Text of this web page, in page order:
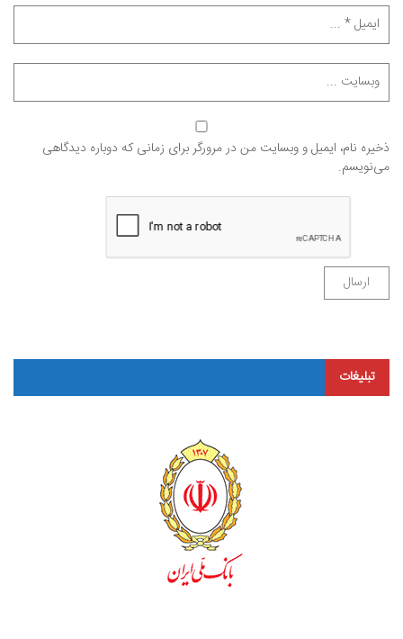
ذخیره نام، ایمیل و وبسایت من در مرورگر برای زمانی که دوباره دیدگاهی
می‌نویسم.
تبلیغات